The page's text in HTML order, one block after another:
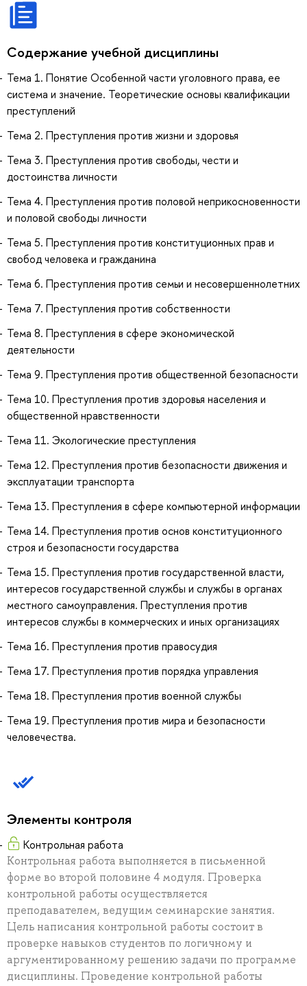
Содержание учебной дисциплины
Тема 1. Понятие Особенной части уголовного права, ее
система и значение. Теоретические основы квалификации
преступлений
Тема 2. Преступления против жизни и здоровья
Тема 3. Преступления против свободы, чести и
достоинства личности
Тема 4. Преступления против половой неприкосновенности
и половой свободы личности
Тема 5. Преступления против конституционных прав и
свобод человека и гражданина
Тема 6. Преступления против семьи и несовершеннолетних
Тема 7. Преступления против собственности
Тема 8. Преступления в сфере экономической
деятельности
Тема 9. Преступления против общественной безопасности
Тема 10. Преступления против здоровья населения и
общественной нравственности
Тема 11. Экологические преступления
Тема 12. Преступления против безопасности движения и
эксплуатации транспорта
Тема 13. Преступления в сфере компьютерной информации
Тема 14. Преступления против основ конституционного
строя и безопасности государства
Тема 15. Преступления против государственной власти,
интересов государственной службы и службы в органах
местного самоуправления. Преступления против
интересов службы в коммерческих и иных организациях
Тема 16. Преступления против правосудия
Тема 17. Преступления против порядка управления
Тема 18. Преступления против военной службы
Тема 19. Преступления против мира и безопасности
человечества.
Элементы контроля
Контрольная работа
Контрольная работа выполняется в письменной
форме во второй половине 4 модуля. Проверка
контрольной работы осуществляется
преподавателем, ведущим семинарские занятия.
Цель написания контрольной работы состоит в
проверке навыков студентов по логичному и
аргументированному решению задачи по программе
дисциплины. Проведение контрольной работы